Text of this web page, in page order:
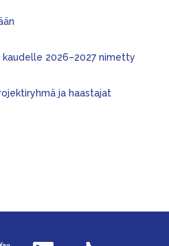
2026–2027 nimetty
ja haastajat